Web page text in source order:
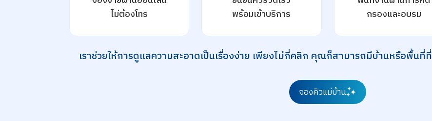
ไม่ต้องโทร
พร้อมเข้าบริการ
กรองและอบรม
เราช่วยให้การดูแลความสะอาดเป็นเรื่องง่าย เพียงไม่กี่คลิก คุณก็สามารถมีบ้านหรือพื้นที่ที่
จองคิวแม่บ้าน